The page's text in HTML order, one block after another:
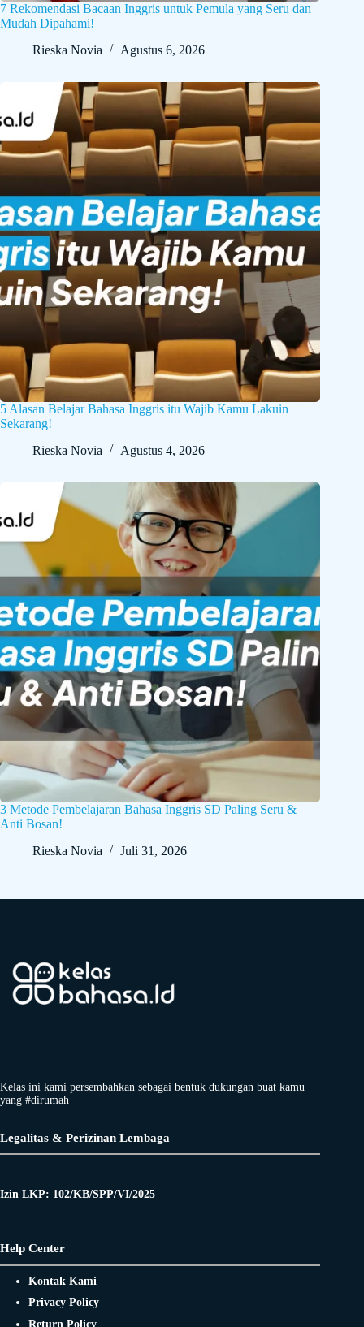
7 Rekomendasi Bacaan Inggris untuk Pemula yang Seru dan
Mudah Dipahami!
Rieska Novia
Agustus 6, 2026
5 Alasan Belajar Bahasa Inggris itu Wajib Kamu Lakuin
Sekarang!
Rieska Novia
Agustus 4, 2026
3 Metode Pembelajaran Bahasa Inggris SD Paling Seru &
Anti Bosan!
Rieska Novia
Juli 31, 2026
Kelas ini kami persembahkan sebagai bentuk dukungan buat kamu
yang #dirumah
Legalitas & Perizinan Lembaga
Izin LKP: 102/KB/SPP/VI/2025
Help Center
Kontak Kami
Privacy Policy
Return Policy